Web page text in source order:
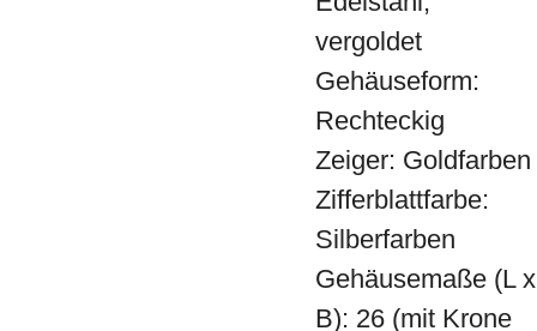
vergoldet
Gehäuseform:
Rechteckig
Zeiger: Goldfarben
Zifferblattfarbe:
Silberfarben
Gehäusemaße (L x
B): 26 (mit Krone